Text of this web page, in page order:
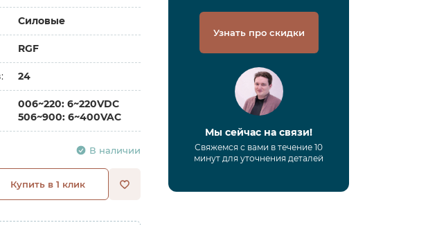
Силовые
RGF
24
006~220: 6~220VDC
506~900: 6~400VAC
В наличии
Купить в 1 клик
Узнать про скидки
Мы сейчас на связи!
Свяжемся с вами в течение 10
минут для уточнения деталей